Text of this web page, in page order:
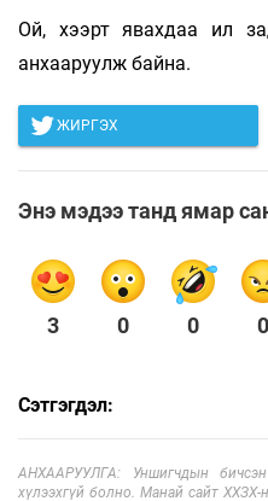
Ой, хээрт явахдаа ил
анхааруулж байна.
ЖИРГЭХ
Энэ мэдээ танд ямар
3 0 0 0
Сэтгэгдэл:
АНХААРУУЛГА: Уншигчдын бичсэн
хүлээхгүй болно. Манай сайт